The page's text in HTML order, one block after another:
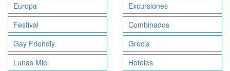
Europa
Excursiones
Festival
Combinados
Gay Friendly
Grecia
Lunas Miel
Hoteles